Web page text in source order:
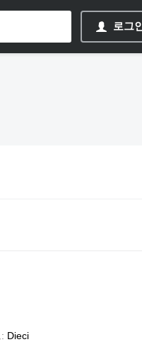
로그
Dieci